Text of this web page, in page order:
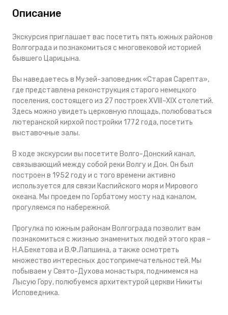
Описание
Экскурсия приглашает вас посетить пять южных районов
Волгограда и познакомиться с многовековой историей
бывшего Царицына.
Вы наведаетесь в Музей-заповедник «Старая Сарепта»,
где представлена реконструкция старого немецкого
поселения, состоящего из 27 построек XVIII–XIX столетий.
Здесь можно увидеть церковную площадь, полюбоваться
лютеранской кирхой постройки 1772 года, посетить
выставочные залы.
В ходе экскурсии вы посетите Волго-Донский канал,
связывающий между собой реки Волгу и Дон. Он был
построен в 1952 году и с того времени активно
используется для связи Каспийского моря и Мирового
океана. Мы проедем по Горбатому мосту над каналом,
прогуляемся по набережной.
Прогулка по южным районам Волгограда позволит вам
познакомиться с жизнью знаменитых людей этого края –
Н.А.Бекетова и В.Ф.Лапшина, а также осмотреть
множество интересных достопримечательностей. Мы
побываем у Свято-Духова монастыря, поднимемся на
Лысую Гору, полюбуемся архитектурой церкви Никиты
Исповедника.